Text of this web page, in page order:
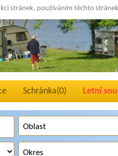
stránek, používáním těchto
Schránka(0) Letní